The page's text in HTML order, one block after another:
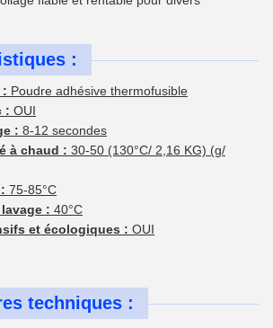
:
: Poudre adhésive thermofusible
: OUI
: 8-12 secondes
à chaud : 30-50 (130°C/ 2,16 KG) (g/
75-85°C
: 40°C
et écologiques : OUI
techniques :